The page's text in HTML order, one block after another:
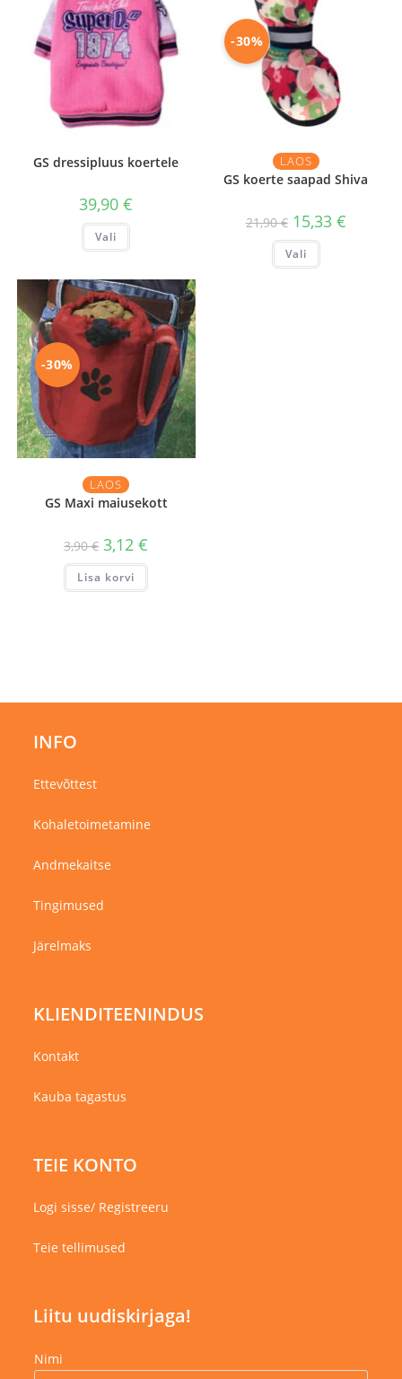
GS dressipluus koertele
39,90€
Vali
Sellel
on
varianti.
Valikuid
saab
teha
tootelehel.
-30%
LAOS
GS koerte saapad Shiva
21,90€ Algne
hind
oli:
21,90 €.
15,33 €Praegune
hind
Vali
Sellel
on
-30%
LAOS
GS Maxi maiusekott
3,90€ 3,12€
Lisa korvi
INFO
Ettevõttest
Kohaletoimetamine
Andmekaitse
Tingimused
Järelmaks
KLIENDITEENINDUS
Kontakt
Kauba tagastus
TEIE KONTO
Logi sisse/ Registreeru
Teie tellimused
Liitu uudiskirjaga!
Nimi